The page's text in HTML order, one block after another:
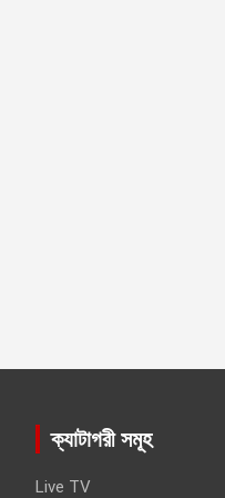
ক্যাটাগরী সমূহ
Live TV